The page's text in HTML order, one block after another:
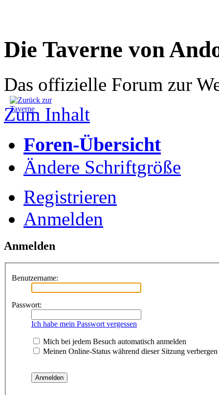
Die Taverne von
Das offizielle Forum zur
Zum Inhalt
Foren-Übersicht
Ändere Schriftgröße
Registrieren
Anmelden
Anmelden
Benutzername:
Passwort:
Ich habe mein Passwort vergessen
Mich bei jedem Besuch automatisch anmelden
Meinen Online-Status während dieser Sitzung verbergen